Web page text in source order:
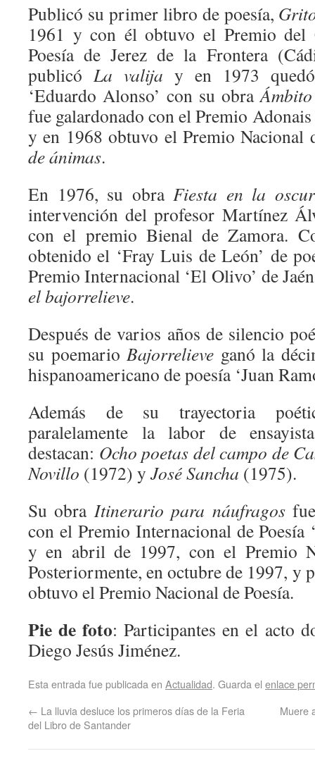
Publicó su primer libro de poesía,
1961 y con él obtuvo el Premio del
Poesía de Jerez de la Frontera
publicó La valija y en 1973
‘Eduardo Alonso’ con su obra
fue galardonado con el Premio
y en 1968 obtuvo el Premio
de ánimas.
En 1976, su obra Fiesta en la
intervención del profesor Martínez
con el premio Bienal de Zamora.
obtenido el ‘Fray Luis de León’ de
Premio Internacional ‘El Olivo’ de
el bajorrelieve.
Después de varios años de silencio
su poemario Bajorrelieve ganó la
hispanoamericano de poesía ‘Juan
Además de su trayectoria
paralelamente la labor de
destacan: Ocho poetas del campo de
Novillo (1972) y José Sancha (1975).
Su obra Itinerario para náufragosfue
con el Premio Internacional de Poesía
y en abril de 1997, con el Premio
Posteriormente, en octubre de 1997, y
obtuvo el Premio Nacional de Poesía.
Pie de foto: Participantes en el acto
Diego Jesús Jiménez.
Esta entrada fue publicada en Actualidad. Guarda el enlace
← La lluvia desluce los primeros días de la Feria
del Libro de Santander
Muere